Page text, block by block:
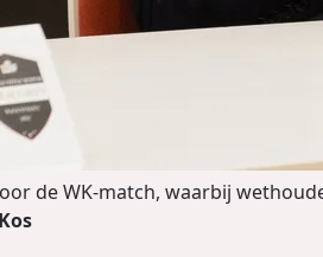
de WK-match, waarbij